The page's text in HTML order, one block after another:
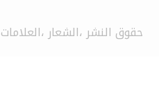
حقوق النشر ،الشعار